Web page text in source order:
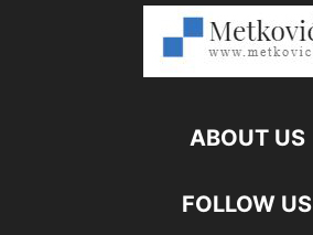
ABOUT US
FOLLOW US